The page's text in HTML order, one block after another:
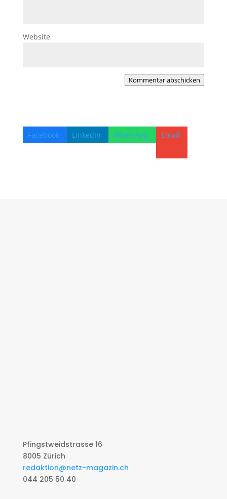
Website
Kommentar abschicken
Facebook LinkedIn WhatsApp Email
Pfingstweidstrasse 16
8005 Zürich
redaktion@netz-magazin.ch
044 205 50 40